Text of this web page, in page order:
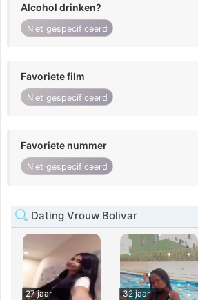
Alcohol drinken?
Niet gespecificeerd
Favoriete film
Niet gespecificeerd
Favoriete nummer
Niet gespecificeerd
Dating Vrouw Bolivar
27 jaar
32 jaar